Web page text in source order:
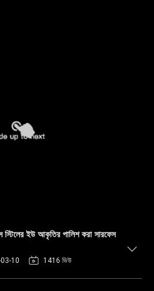
স্টিলের ইউ আকৃতির পালিশ করা সারফেস
10 1416 ভিউ